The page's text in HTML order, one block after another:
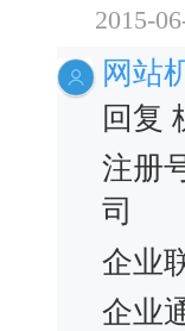
2015-
网站
回复
注册
司
企业
企业